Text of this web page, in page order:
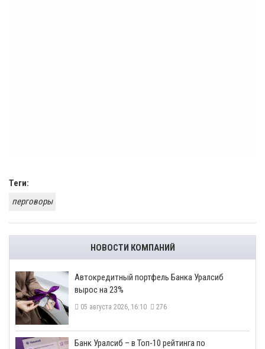
Теги:
перговоры
НОВОСТИ КОМПАНИЙ
​Автокредитный портфель Банка Уралсиб
вырос на 23%
05 августа 2026, 16:10 276
​Банк Уралсиб – в Топ-10 рейтинга по